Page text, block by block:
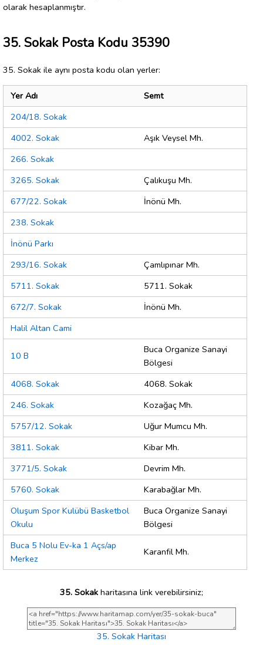
olarak hesaplanmıştır.
35. Sokak Posta Kodu 35390
35. Sokak ile aynı posta kodu olan yerler:
Yer Adı
Semt
204/18. Sokak
4002. Sokak
Aşık Veysel Mh.
266. Sokak
3265. Sokak
Çalıkuşu Mh.
677/22. Sokak
İnönü Mh.
238. Sokak
İnönü Parkı
293/16. Sokak
Çamlıpınar Mh.
5711. Sokak
5711. Sokak
672/7. Sokak
İnönü Mh.
Halil Altan Cami
10 B
Buca Organize Sanayi
Bölgesi
4068. Sokak
4068. Sokak
246. Sokak
Kozağaç Mh.
5757/12. Sokak
Uğur Mumcu Mh.
3811. Sokak
Kibar Mh.
3771/5. Sokak
Devrim Mh.
5760. Sokak
Karabağlar Mh.
Oluşum Spor Kulübü Basketbol
Okulu
Buca Organize Sanayi
Bölgesi
Buca 5 Nolu Ev-ka 1 Açs/ap
Merkez
Karanfil Mh.
35. Sokak haritasına link verebilirsiniz;
35. Sokak Haritası